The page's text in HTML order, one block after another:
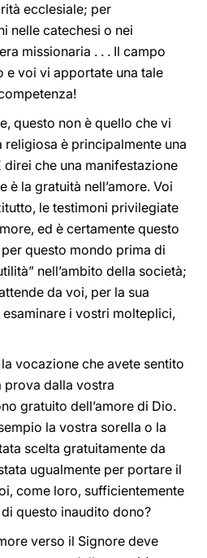
ecclesiale; per
nelle catechesi o nei
missionaria . . . Il campo
e voi vi apportate una tale
questo non è quello che vi
è principalmente una
che una manifestazione
è la gratuità nell’amore. Voi
le testimoni privilegiate
ed è certamente questo
questo mondo prima di
nell’ambito della società;
da voi, per la sua
i vostri molteplici,
vocazione che avete sentito
prova dalla vostra
gratuito dell’amore di Dio.
la vostra sorella o la
scelta gratuitamente da
ugualmente per portare il
come loro, sufficientemente
questo inaudito dono?
verso il Signore deve